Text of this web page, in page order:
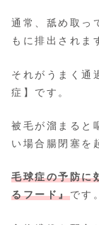
通常、舐め取っ
もに排出されま
それがうまく通
症】です。
被毛が溜まると
い場合腸閉塞を
毛球症の予防に
るフード』です。